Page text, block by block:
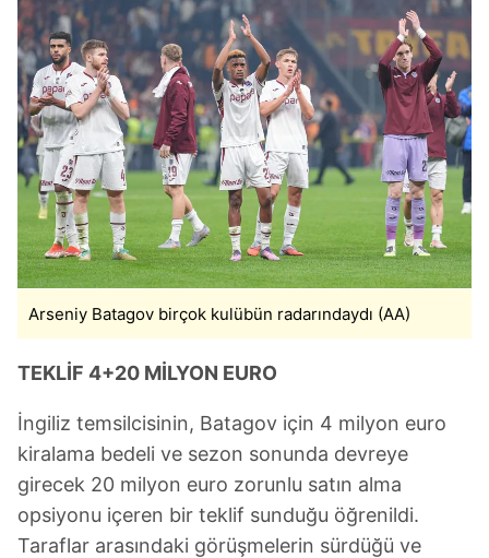
Arseniy Batagov birçok kulübün radarındaydı (AA)
TEKLİF 4+20 MİLYON EURO
İngiliz temsilcisinin, Batagov için 4 milyon euro
kiralama bedeli ve sezon sonunda devreye
girecek 20 milyon euro zorunlu satın alma
opsiyonu içeren bir teklif sunduğu öğrenildi.
Taraflar arasındaki görüşmelerin sürdüğü ve